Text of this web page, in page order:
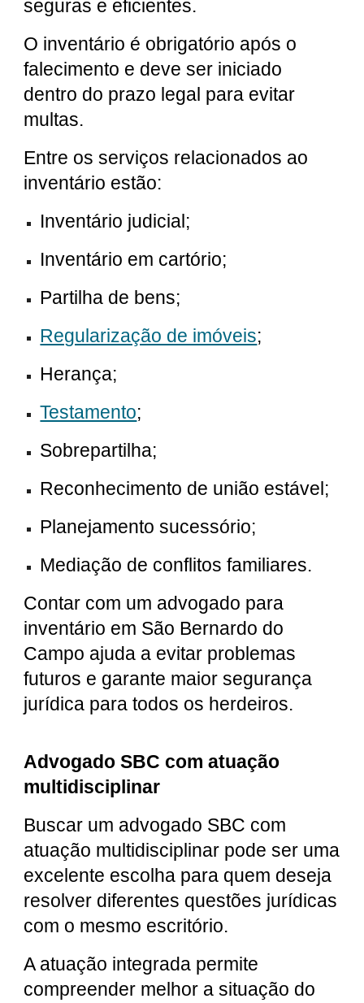
seguras e eficientes.
O inventário é obrigatório após o
falecimento e deve ser iniciado
dentro do prazo legal para evitar
multas.
Entre os serviços relacionados ao
inventário estão:
Inventário judicial;
Inventário em cartório;
Partilha de bens;
Regularização de imóveis;
Herança;
Testamento;
Sobrepartilha;
Reconhecimento de união estável;
Planejamento sucessório;
Mediação de conflitos familiares.
Contar com um advogado para
inventário em São Bernardo do
Campo ajuda a evitar problemas
futuros e garante maior segurança
jurídica para todos os herdeiros.
Advogado SBC com atuação
multidisciplinar
Buscar um advogado SBC com
atuação multidisciplinar pode ser uma
excelente escolha para quem deseja
resolver diferentes questões jurídicas
com o mesmo escritório.
A atuação integrada permite
compreender melhor a situação do